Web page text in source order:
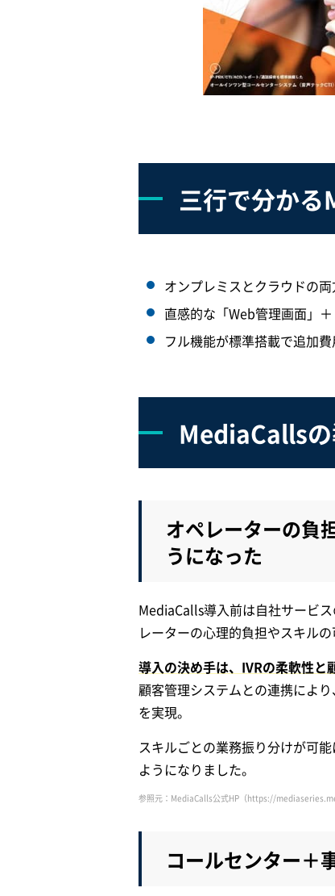
三行で分か
オンプレミスとクラウドの
直感的な「Web管理画面」
フル機能が標準搭載で追加
MediaCalls
オペレーターの負
うになった
MediaCalls導入前は自社サービ
レーターの心理的負担やスキル
導入の決め手は、IVRの柔軟性
顧客管理システムとの連携によ
を実現。
スキルごとの業務振り分けが可
ようになりました。
参照元：MediaCalls公式HP（https://
コールセンター＋